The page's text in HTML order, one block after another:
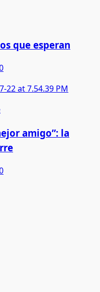
que esperan
amigo”: la